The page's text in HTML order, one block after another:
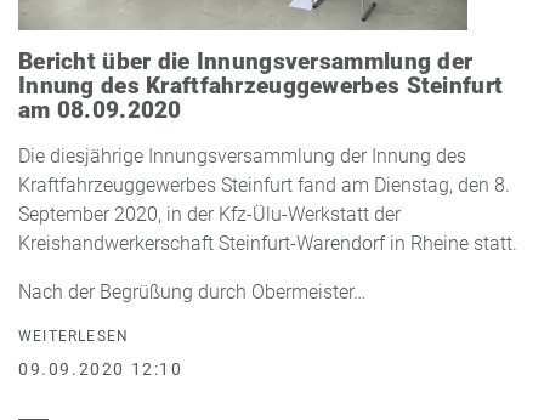
Bericht über die Innungsversammlung der
Innung des Kraftfahrzeuggewerbes Steinfurt
am 08.09.2020
Die diesjährige Innungsversammlung der Innung des
Kraftfahrzeuggewerbes Steinfurt fand am Dienstag, den 8.
September 2020, in der Kfz-Ülu-Werkstatt der
Kreishandwerker­schaft Steinfurt-Warendorf in Rheine statt.
Nach der Begrüßung durch Obermeister…
WEITERLESEN
09.09.2020 12:10